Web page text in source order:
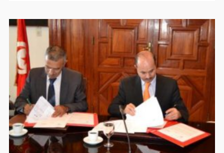
الأمريكيّة ممثّلة في معهد التنمية البشريّة ومنظّمة
الصحّة العائليّة الدوليّة والغرفة الأمريكيّة للتجارة بتونس
وذلك في إطار استراتيجية التعاون بين الولايات المتحدة
وتونس على مدى السنوات الخمس المقبلة. مما يسمح
بضمان تنافسيّة المؤسّسات التونسيّة على مستوى
السّوق الأمريكيّة .
الإتفاقية الأولى :
وتمّ توقيع الاتفاقية الأولى من قبل المدير العام
للديوان الوطني للصناعات التقليديّة، فوزي بن حليمة،
ورئيسة جمعيّة معهد التنمية البشريّة، وترمي إلى
تمويل مشروع “تعزيز قدرات التصدير” من خلال إضفاء
لمسة أمريكيّة على المنتوج التونسي. ووقع في هذا
الإطار تخصيص اعتمادات ماليّة بقيمة 450 ألف دولار (ما